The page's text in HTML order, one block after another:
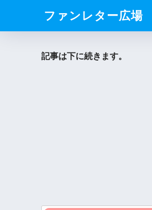
ファンレター広場
記事は下に続きます。